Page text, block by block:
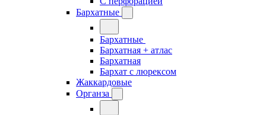
Бархатные
Бархатные
Бархатная + атлас
Бархатная
Бархат с люрексом
Жаккардовые
Органза